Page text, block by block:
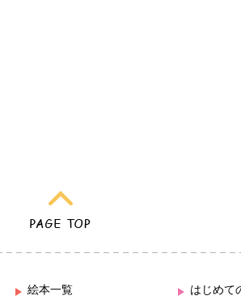
絵本一覧 はじめて